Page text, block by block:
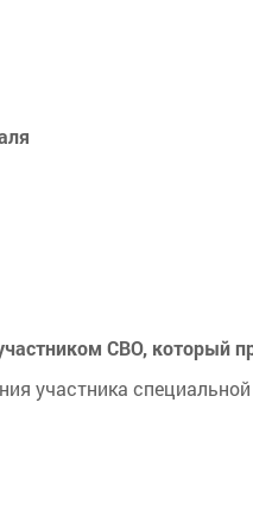
СВО, который
участника